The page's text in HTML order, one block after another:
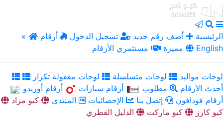
× الرئيسية أضف رقم جديد تسجيل الدخول
أرقام
مميزة
مستثمري الأرقام English
لوحات مواليد لوحات متسلسلة
لوحات مقفولة تكرار
أحدث الأرقام
مطلوب أرقام سيارات
أرقام أوريدو
أرقام فودافون
إتصل بنا الإحصائيات المنتدى
كيو مزاد
كيو كارز
كيو ماركت الدليل القطري